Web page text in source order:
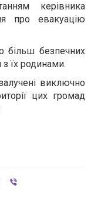
керівника
про евакуацію
більш безпечних
з їх родинами.
виключно
цих громад